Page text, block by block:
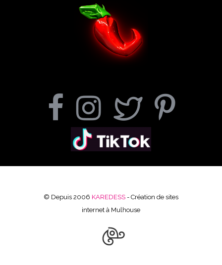
© Depuis 2006 KAREDESS - Création de sites
internet à Mulhouse